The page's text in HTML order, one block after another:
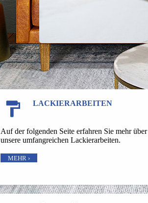
LACKIER­ARBEITEN
Auf der folgenden Seite erfahren Sie mehr über
unsere umfangreichen Lackierarbeiten.
MEHR ›